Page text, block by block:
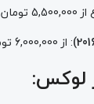
روزانه​
: از 6,000,000 تومان روزانه​
لوکس: